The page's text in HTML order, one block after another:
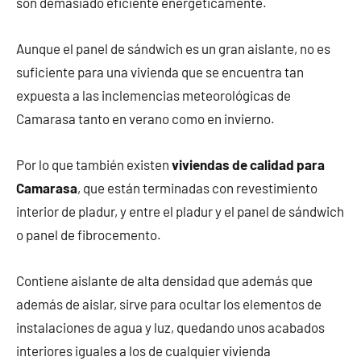
Aunque el panel de sándwich es un gran aislante, no es
suficiente para una vivienda que se encuentra tan
expuesta a las inclemencias meteorológicas de
Camarasa tanto en verano como en invierno.
Por lo que también existen viviendas de calidad para
Camarasa, que están terminadas con revestimiento
interior de pladur, y entre el pladur y el panel de sándwich
o panel de fibrocemento.
Contiene aislante de alta densidad que además que
además de aislar, sirve para ocultar los elementos de
instalaciones de agua y luz, quedando unos acabados
interiores iguales a los de cualquier vivienda